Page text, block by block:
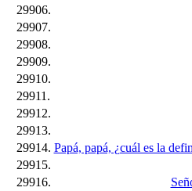
29906.
29907.
29908.
29909.
29910.
29911.
29912.
29913.
29914. Papá, papá, ¿cuál es la
29915.
29916.